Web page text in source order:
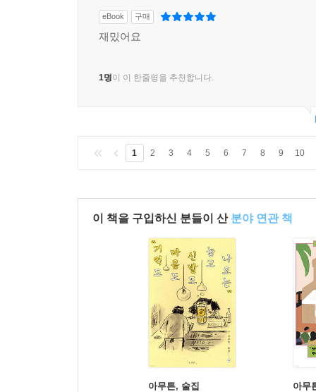
eBook 구매
재밌어요
1명이 이 한줄평을 추천합니다.
1 2 3 4 5 6 7 8 9 10
이 책을 구입하신 분들이 산 분야 연관 책
아무튼, 술집 아무